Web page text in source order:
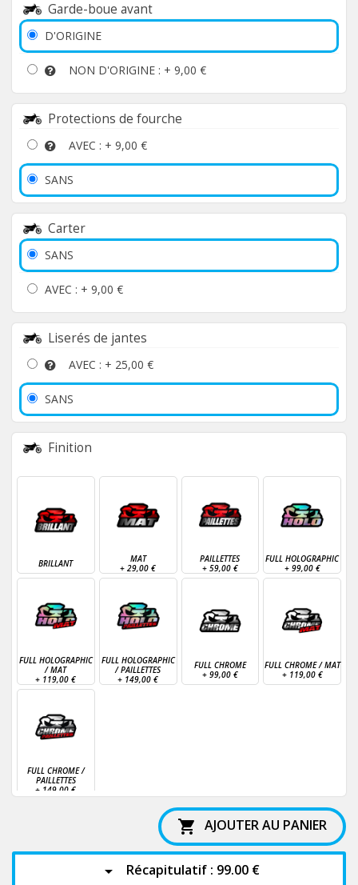
Garde-boue avant
D'ORIGINE
NON D'ORIGINE : + 9,00 €
Protections de fourche
AVEC : + 9,00 €
SANS
Carter
SANS
AVEC : + 9,00 €
Liserés de jantes
AVEC : + 25,00 €
SANS
Finition
BRILLANT
MAT
+29,00 €
PAILLETTES
+ 59,00 €
FULL HOLOGRAPHIC
+ 99,00 €
FULL HOLOGRAPHIC
/ MAT
+ 119,00 €
FULL HOLOGRAPHIC
/ PAILLETTES
+ 149,00 €
FULL CHROME
+ 99,00 €
FULL CHROME / MAT
+ 119,00 €
FULL CHROME /
PAILLETTES
+ 149,00 €
 AJOUTER AU PANIER
arrow_drop_down Récapitulatif : 99.00 €